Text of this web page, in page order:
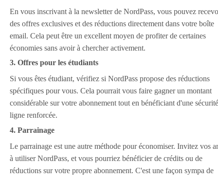
En vous inscrivant à la newsletter de NordPass, vous pouvez
des offres exclusives et des réductions directement dans votre boîte
email. Cela peut être un excellent moyen de profiter de certaines
économies sans avoir à chercher activement.
3. Offres pour les étudiants
Si vous êtes étudiant, vérifiez si NordPass propose des réductions
spécifiques pour vous. Cela pourrait vous faire gagner un montant
considérable sur votre abonnement tout en bénéficiant d'une
ligne renforcée.
4. Parrainage
Le parrainage est une autre méthode pour économiser. Invitez vos
à utiliser NordPass, et vous pourriez bénéficier de crédits ou de
réductions sur votre propre abonnement. C'est une façon sympa de